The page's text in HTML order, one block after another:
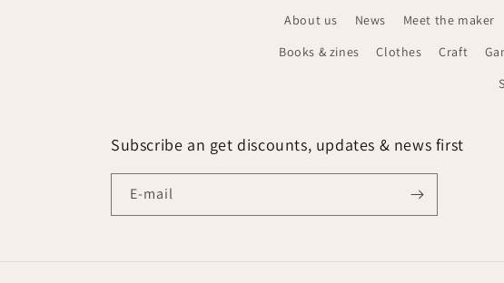
About us News Meet the maker
Books & zines
Clothes Craft
Subscribe an get discounts, updates & news first
E‑mail